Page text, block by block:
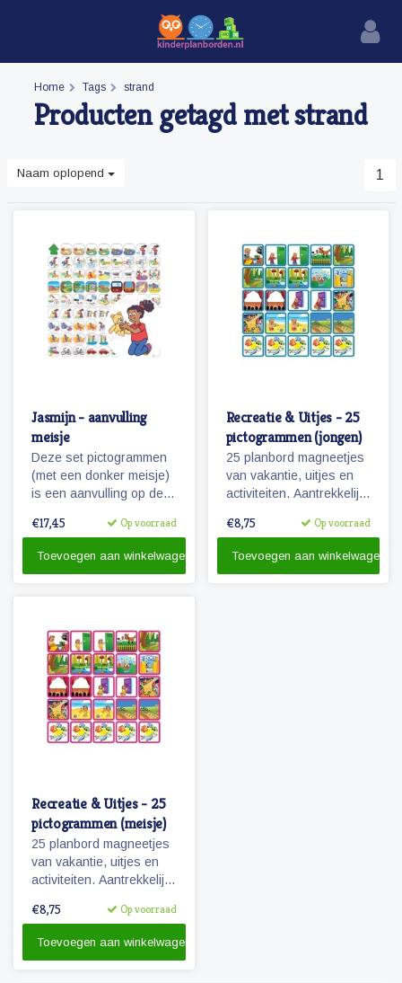
Home Tags strand
Producten getagd met strand
Naam oplopend 1
Jasmijn - aanvulling
meisje
Deze set pictogrammen
(met een donker meisje)
is een aanvulling op de
en bevat vele
categorieën spel,
van 5 naar 7 dagen voor
eten & verzorging.
€17,45 Op voorraad
Toevoegen aan winkelwagen
Recreatie & Uitjes - 25
pictogrammen (jongen)
25 planbord magneetjes
van vakantie, uitjes en
activiteiten. Aantrekkelijk
pictogrammen.
€8,75 Op voorraad
Toevoegen aan winkelwagen
Recreatie & Uitjes - 25
pictogrammen (meisje)
25 planbord magneetjes
van vakantie, uitjes en
activiteiten. Aantrekkelijk
pictogrammen.
€8,75 Op voorraad
Toevoegen aan winkelwagen